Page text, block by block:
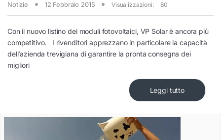
Notizie 12 Febbraio 2015 Visualizzazioni: 80
Con il nuovo listino dei moduli fotovoltaici, VP Solar è ancora più
competitivo. I rivenditori apprezzano in particolare la capacità
dell’azienda trevigiana di garantire la pronta consegna dei
migliori
Leggi tutto